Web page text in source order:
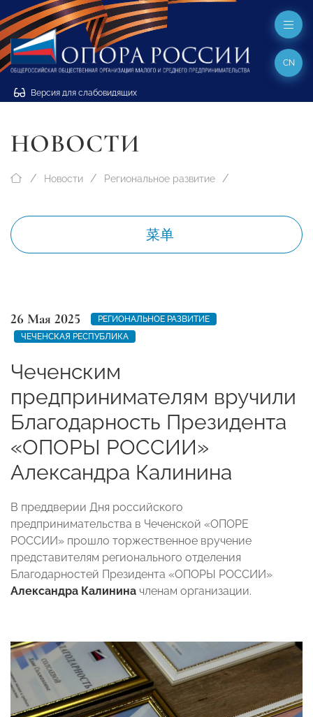
Версия для слабовидящих
CN
НОВОСТИ
Новости Региональное развитие
菜单
26 Мая 2025
РЕГИОНАЛЬНОЕ РАЗВИТИЕ
ЧЕЧЕНСКАЯ РЕСПУБЛИКА
Чеченским
предпринимателям вручили
Благодарность Президента
«ОПОРЫ РОССИИ»
Александра Калинина
В преддверии Дня российского
предпринимательства в Чеченской «ОПОРЕ
РОССИИ» прошло торжественное вручение
представителям регионального отделения
Благодарностей Президента «ОПОРЫ РОССИИ»
Александра Калинина членам организации.